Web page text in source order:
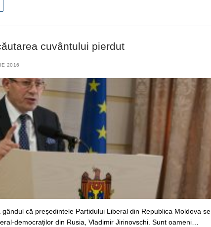
cuvântului pierdut
2016
că președintele Partidului Liberal din Republica Moldova se
democraților din Rusia, Vladimir Jirinovschi. Sunt oameni…